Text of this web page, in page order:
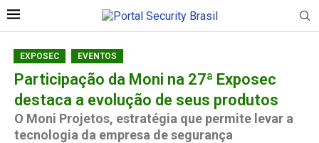
EXPOSEC EVENTOS
Participação da Moni na 27ª Exposec
destaca a evolução de seus produtos
O Moni Projetos, estratégia que permite levar a
tecnologia da empresa de segurança